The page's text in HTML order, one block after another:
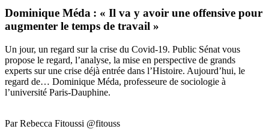
Dominique Méda : « Il va y avoir une offensive pour
augmenter le temps de travail »
Un jour, un regard sur la crise du Covid-19. Public Sénat vous
propose le regard, l’analyse, la mise en perspective de grands
experts sur une crise déjà entrée dans l’Histoire. Aujourd’hui, le
regard de… Dominique Méda, professeure de sociologie à
l’université Paris-Dauphine.
Par Rebecca Fitoussi @fitouss